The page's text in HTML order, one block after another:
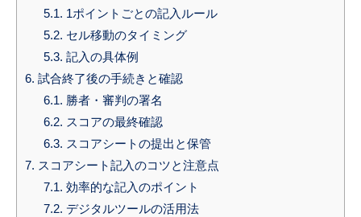
5.1. 1ポイントごとの記入ルール
5.2. セル移動のタイミング
5.3. 記入の具体例
6. 試合終了後の手続きと確認
6.1. 勝者・審判の署名
6.2. スコアの最終確認
6.3. スコアシートの提出と保管
7. スコアシート記入のコツと注意点
7.1. 効率的な記入のポイント
7.2. デジタルツールの活用法